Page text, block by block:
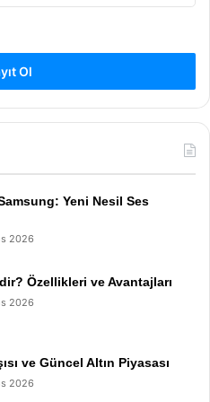
Ol
Yeni Nesil Ses
2026
Özellikleri ve Avantajları
2026
ve Güncel Altın Piyasası
2026